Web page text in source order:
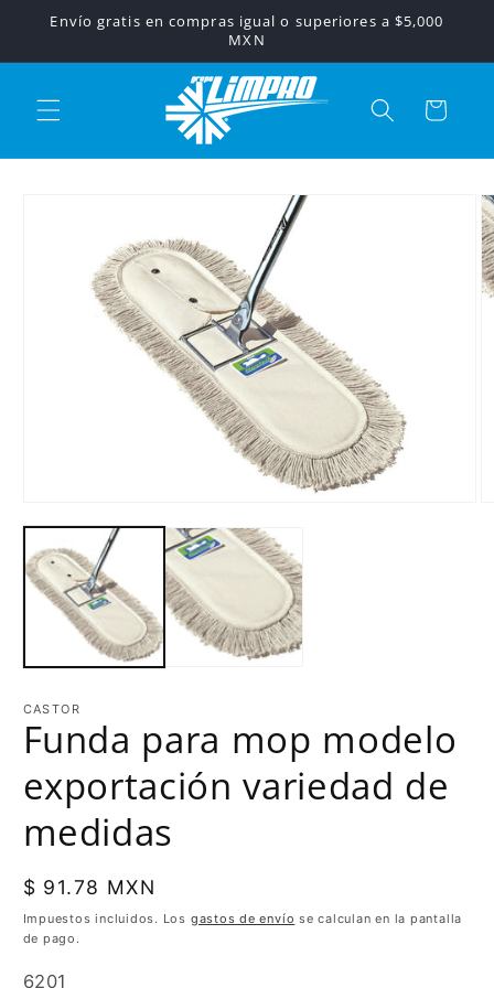
directamente
Envío gratis en compras igual o superiores a $5,000
MXN
Carrito
del producto
CASTOR
Funda para mop modelo
exportación variedad de
medidas
Precio
habitual
$ 91.78 MXN
Impuestos incluidos. Los gastos de envío se calculan en la pantalla
de pago.
SKU:
6201